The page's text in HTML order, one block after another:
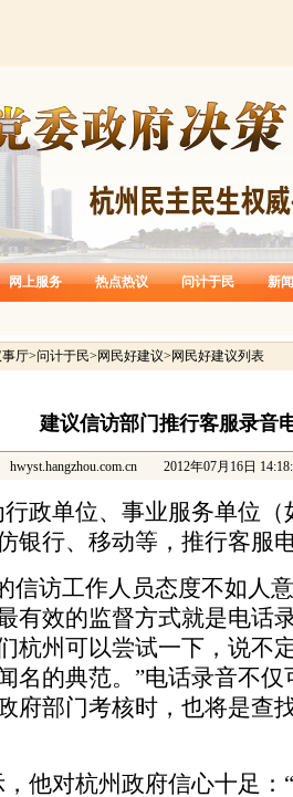
网上服务 热点热议 问计于民 新
厅>问计于民> 网民好建议> 网民好建议列表
建议信访部门推行客服录音
hwyst.hangzhou.com.cn2012年07月16日
政单位、事业服务单位
银行、移动等，推行客服
信访工作人员态度不如人
有效的监督方式就是电话
杭州可以尝试一下，说不
名的典范。”电话录音不
府部门考核时，也将是查
他对杭州政府信心十足：